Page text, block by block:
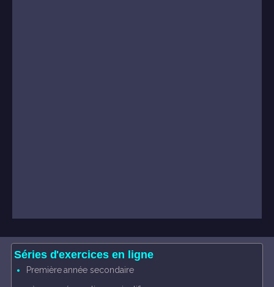
Séries d'exercices en ligne
Première année secondaire